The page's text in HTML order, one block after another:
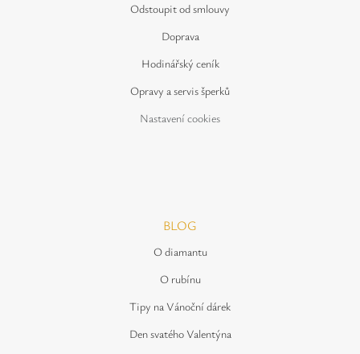
Odstoupit od smlouvy
Doprava
Hodinářský ceník
Opravy a servis šperků
Nastavení cookies
BLOG
O diamantu
O rubínu
Tipy na Vánoční dárek
Den svatého Valentýna